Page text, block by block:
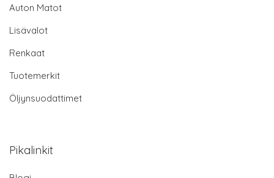
Auton Matot
Lisävalot
Renkaat
Tuotemerkit
Öljynsuodattimet
Pikalinkit